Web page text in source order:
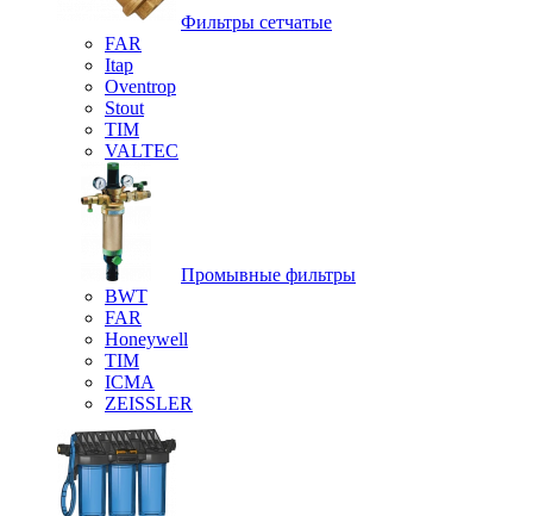
Фильтры сетчатые
FAR
Itap
Oventrop
Stout
TIM
VALTEC
Промывные фильтры
BWT
FAR
Honeywell
TIM
ICMA
ZEISSLER